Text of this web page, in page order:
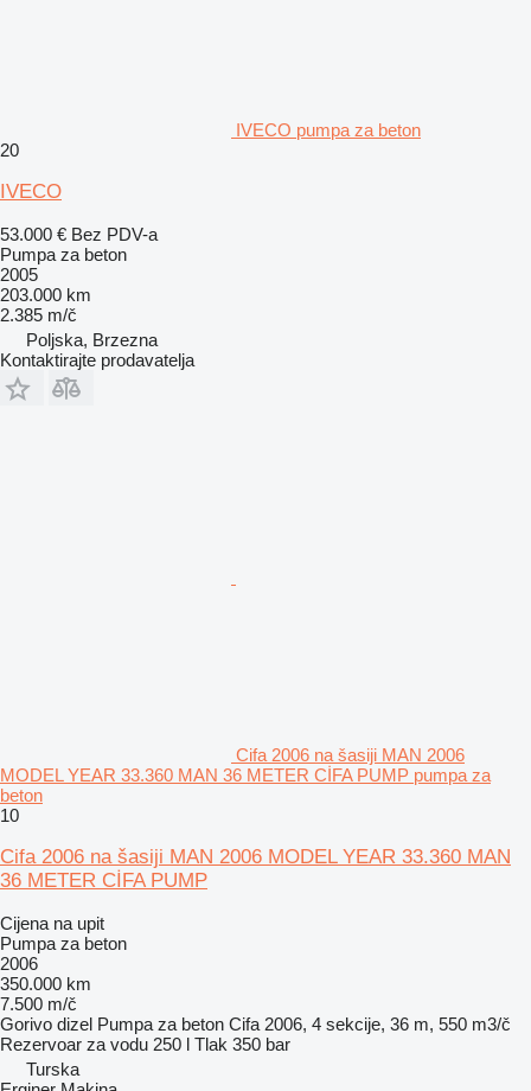
IVECO pumpa za beton
20
IVECO
53.000 € Bez PDV-a
Pumpa za beton
2005
203.000 km
2.385 m/č
Poljska, Brzezna
Kontaktirajte prodavatelja
Cifa 2006 na šasiji MAN 2006
MODEL YEAR 33.360 MAN 36 METER CİFA PUMP pumpa za
beton
10
Cifa 2006 na šasiji MAN 2006 MODEL YEAR 33.360 MAN
36 METER CİFA PUMP
Cijena na upit
Pumpa za beton
2006
350.000 km
7.500 m/č
Gorivo dizel Pumpa za beton Cifa 2006, 4 sekcije, 36 m, 550 m3/č
Rezervoar za vodu 250 l Tlak 350 bar
Turska